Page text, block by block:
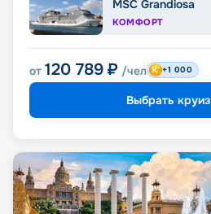
MSC Grandiosa
КОМФОРТ
от 120 789 ₽ /чел +1 000
Выбрать круиз